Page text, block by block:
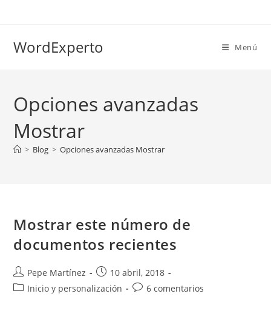
WordExperto Menú
Opciones avanzadas
Mostrar
> Blog > Opciones avanzadas Mostrar
Mostrar este número de
documentos recientes
Autor
de
Pepe Martínez
Publicación
de
10 abril, 2018
Categoría
Inicio y personalización
Comentarios
6 comentarios